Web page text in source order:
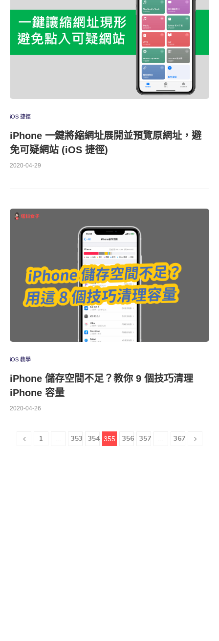
iOS 捷徑
iPhone 一鍵將縮網址展開並預覽原網址，避
免可疑網站 (iOS 捷徑)
2020-04-29
iOS 教學
iPhone 儲存空間不足？教你 9 個技巧清理
iPhone 容量
2020-04-26
1 353 354 355 356 357 367